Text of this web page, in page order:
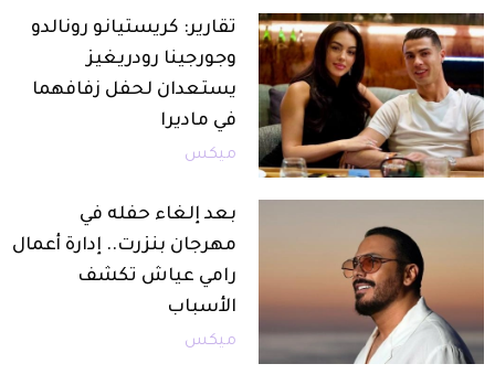
تقارير: كريستيانو رونالدو
وجورجينا رودريغيز
يستعدان لحفل زفافهما
في ماديرا
ميكس
بعد إلغاء حفله في
مهرجان بنزرت.. إدارة أعمال
رامي عياش تكشف
الأسباب
ميكس